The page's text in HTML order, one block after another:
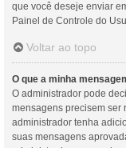
que você deseje enviar
Painel de Controle do
Voltar ao topo
O que a minha
O administrador pode
mensagens precisem ser
administrador tenha
suas mensagens